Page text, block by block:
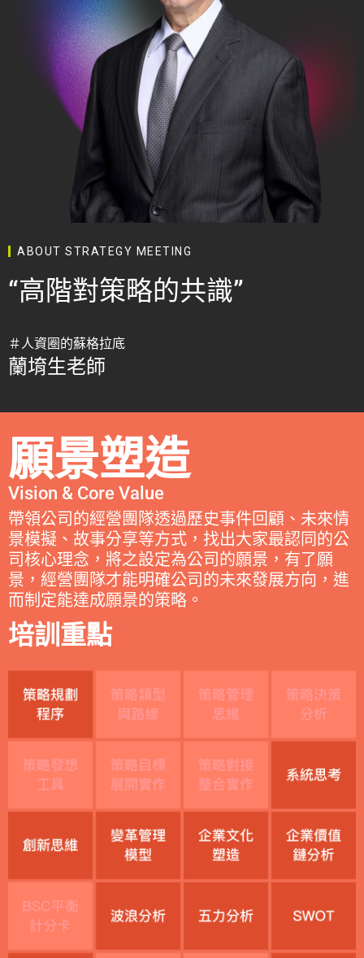
ABOUT STRATEGY MEETING
“高階對策略的共識”
＃人資圈的蘇格拉底
蘭堉生老師
願景塑造
Vision & Core Value
帶領公司的經營團隊透過歷史事件回顧、未來情
景模擬、故事分享等方式，找出大家最認同的公
司核心理念，將之設定為公司的願景，有了願
景，經營團隊才能明確公司的未來發展方向，進
而制定能達成願景的策略。
培訓重點